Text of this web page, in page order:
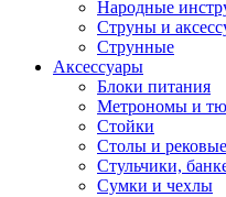
Народные
Струны и
Струнные
Аксессуары
Блоки питания
Метрономы и
Стойки
Столы и
Стульчики,
Сумки и чехлы